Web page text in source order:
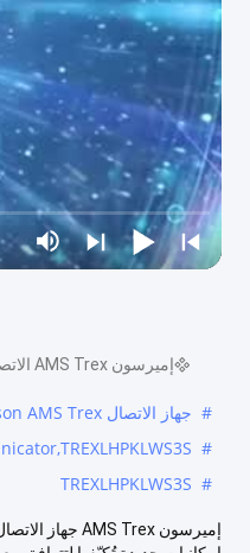
إميرسون AMS Trex الاتصال مع الجهاز
# جهاز الاتصال CSA Emerson AMS Trex,جهاز الاتصال IECEx Emerson AMS Trex,تريكسلHPKLWS3S
#
#
TREXLHPKLWS3S